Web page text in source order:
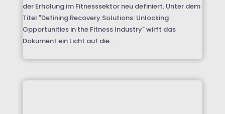
der Erholung im Fitnesssektor neu definiert. Unter dem
Titel "Defining Recovery Solutions: Unlocking
Opportunities in the Fitness Industry" wirft das
Dokument ein Licht auf die...